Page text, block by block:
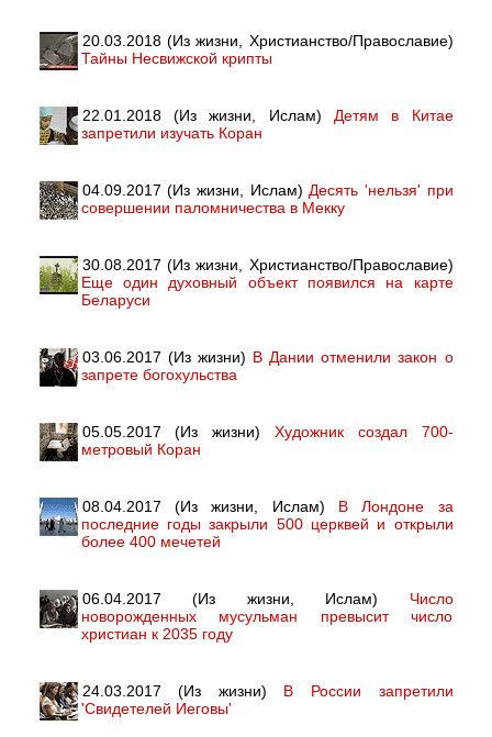
20.03.2018 (Из жизни, Христианство/Православие)
Тайны Несвижской крипты
22.01.2018 (Из жизни, Ислам) Детям в Китае
запретили изучать Коран
04.09.2017 (Из жизни, Ислам) Десять 'нельзя' при
совершении паломничества в Мекку
30.08.2017 (Из жизни, Христианство/Православие)
Еще один духовный объект появился на карте
Беларуси
03.06.2017 (Из жизни) В Дании отменили закон о
запрете богохульства
05.05.2017 (Из жизни) Художник создал 700-
метровый Коран
08.04.2017 (Из жизни, Ислам) В Лондоне за
последние годы закрыли 500 церквей и открыли
более 400 мечетей
06.04.2017 (Из жизни, Ислам) Число
новорожденных мусульман превысит число
христиан к 2035 году
24.03.2017 (Из жизни) В России запретили
'Свидетелей Иеговы'